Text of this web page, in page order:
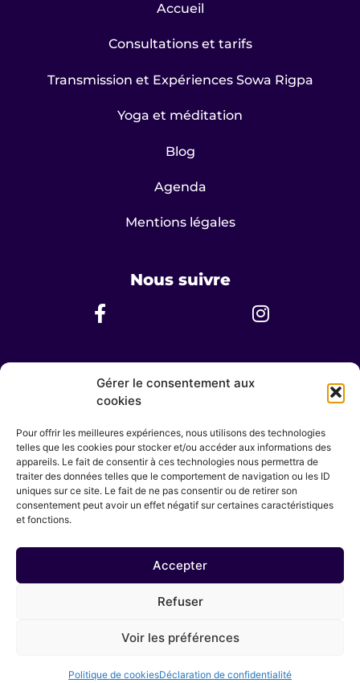
Gérer le consentement aux
cookies
Pour offrir les meilleures expériences, nous utilisons des technologies
telles que les cookies pour stocker et/ou accéder aux informations des
appareils. Le fait de consentir à ces technologies nous permettra de
traiter des données telles que le comportement de navigation ou les ID
uniques sur ce site. Le fait de ne pas consentir ou de retirer son
consentement peut avoir un effet négatif sur certaines caractéristiques
et fonctions.
Accepter
Refuser
Voir les préférences
Politique de cookiesDéclaration de confidentialité
Accueil
Consultations et tarifs
Transmission et Expériences Sowa Rigpa
Yoga et méditation
Blog
Agenda
Mentions légales
Nous suivre
Nous contacter
Horaires d’ouvertures
English spoken
Hablamos español
contact@centre-sowa-rigpa.fr
07 62 92 20 94
23 avenue Pasteur
Site Internet réalisé par l’agence marketing